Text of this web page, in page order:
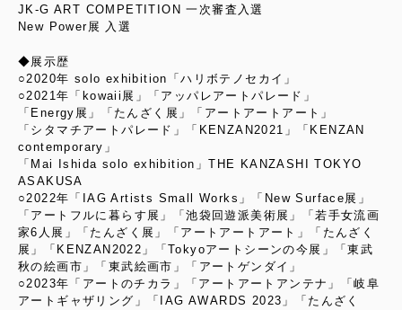
JK-G ART COMPETITION 一次審査入選
New Power展 入選
◆展示歴
○2020年 solo exhibition「ハリボテノセカイ」
○2021年「kowaii展」「アッパレアートパレード」
「Energy展」「たんざく展」「アートアートアート」
「シタマチアートパレード」「KENZAN2021」「KENZAN
contemporary」
「Mai Ishida solo exhibition」THE KANZASHI TOKYO
ASAKUSA
○2022年「IAG Artists Small Works」「New Surface展」
「アートフルに暮らす展」「池袋回遊派美術展」「若手女流画
家6人展」「たんざく展」「アートアートアート」「たんざく
展」「KENZAN2022」「Tokyoアートシーンの今展」「東武
秋の絵画市」「東武絵画市」「アートゲンダイ」
○2023年「アートのチカラ」「アートアートアンテナ」「岐阜
アートギャザリング」「IAG AWARDS 2023」「たんざく